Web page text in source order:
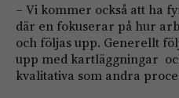
– Vi kommer också att ha
där en fokuserar på hur
och följas upp. Generellt
upp med kartläggningar
kvalitativa som andra